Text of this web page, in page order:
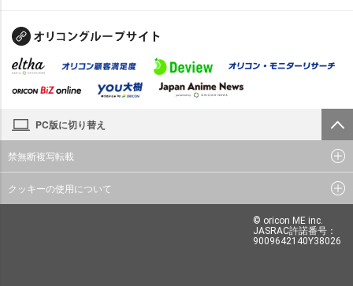
PC版に切り替え
禁無断複写転載
クッキーの使用について
© oricon ME inc.
JASRAC許諾番号：
9009642140Y38026